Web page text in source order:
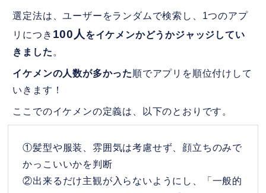
選定法は、ユーザーをランダムで検索し、1つのアプ
リにつき 100人 をイケメンかどうかジャッジしてい
きました 。
イケメンの人数が多かった順でアプリを順位付けして
いきます！
ここでのイケメンの定義は、以下のとおりです。
①髪型や服装、雰囲気は考慮せず、顔立ちのみで
かっこいいかを判断
②出来るだけ主観が入らないようにし、「一般的